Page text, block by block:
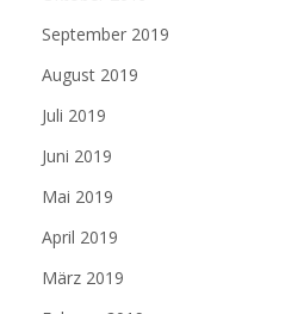
September 2019
August 2019
Juli 2019
Juni 2019
Mai 2019
April 2019
März 2019